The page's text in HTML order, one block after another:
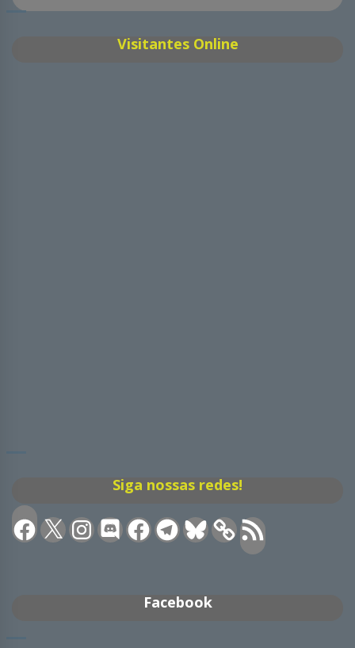
Visitantes Online
Siga nossas redes!
Facebook
X Instagram
DiscordFacebookTelegramBluesky Feed
RSS
Facebook